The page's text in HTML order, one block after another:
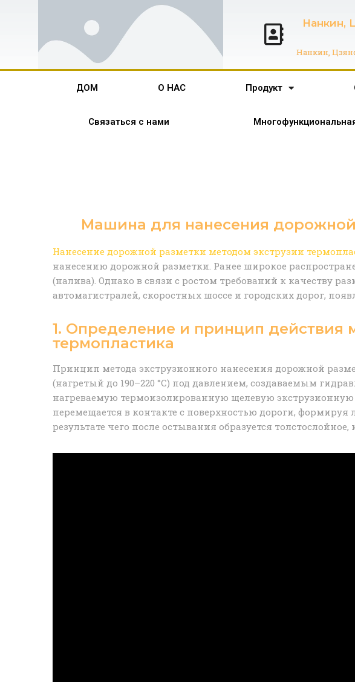
Нанкин,
Нанкин,
ДОМ О НАС Продукт
Связаться с нами
Машина для нанесения
Нанесение дорожной разметки методом экструзии
нанесению дорожной разметки. Ранее широкое
(налива). Однако в связи с ростом требований к качеству
автомагистралей, скоростных шоссе и городских дорог,
1. Определение и принцип действия
термопластика
Принцип метода экструзионного нанесения дорожной
(нагретый до 190–220 °C) под давлением, создаваемым
нагреваемую термоизолированную щелевую
перемещается в контакте с поверхностью дороги,
результате чего после остывания образуется